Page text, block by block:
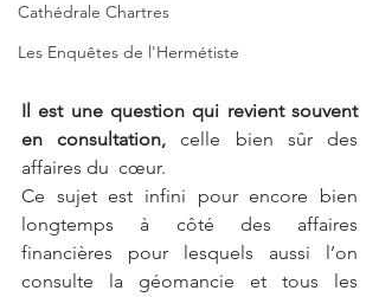
Cathédrale Chartres
Les Enquêtes de l'Hermétiste
Il est une question qui revient souvent
en consultation, celle bien sûr des
affaires du  cœur.
Ce sujet est infini pour encore bien
longtemps à côté des affaires
financières pour lesquels aussi l’on
consulte la géomancie et tous les